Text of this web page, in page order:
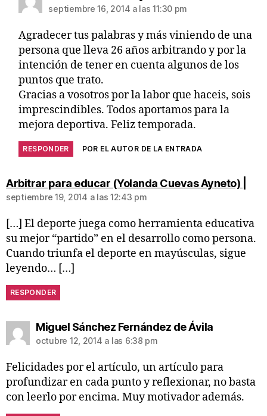
septiembre 16, 2014 a las 11:30 pm
Agradecer tus palabras y más viniendo de una
persona que lleva 26 años arbitrando y por la
intención de tener en cuenta algunos de los
puntos que trato.
Gracias a vosotros por la labor que haceis, sois
imprescindibles. Todos aportamos para la
mejora deportiva. Feliz temporada.
RESPONDER POR EL AUTOR DE LA ENTRADA
Arbitrar para educar (Yolanda Cuevas Ayneto) |
septiembre 19, 2014 a las 12:43 pm
[…] El deporte juega como herramienta educativa
su mejor “partido” en el desarrollo como persona.
Cuando triunfa el deporte en mayúsculas, sigue
leyendo… […]
RESPONDER
Miguel Sánchez Fernández de Ávila
octubre 12, 2014 a las 6:38 pm
Felicidades por el artículo, un artículo para
profundizar en cada punto y reflexionar, no basta
con leerlo por encima. Muy motivador además.